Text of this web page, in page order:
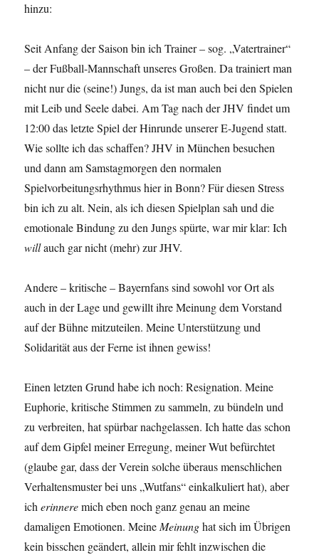
hinzu:
Seit Anfang der Saison bin ich Trainer – sog. „Vatertrainer“
– der Fußball-Mannschaft unseres Großen. Da trainiert man
nicht nur die (seine!) Jungs, da ist man auch bei den Spielen
mit Leib und Seele dabei. Am Tag nach der JHV findet um
12:00 das letzte Spiel der Hinrunde unserer E-Jugend statt.
Wie sollte ich das schaffen? JHV in München besuchen
und dann am Samstagmorgen den normalen
Spielvorbeitungsrhythmus hier in Bonn? Für diesen Stress
bin ich zu alt. Nein, als ich diesen Spielplan sah und die
emotionale Bindung zu den Jungs spürte, war mir klar: Ich
willauch gar nicht (mehr) zur JHV.
Andere – kritische – Bayernfans sind sowohl vor Ort als
auch in der Lage und gewillt ihre Meinung dem Vorstand
auf der Bühne mitzuteilen. Meine Unterstützung und
Solidarität aus der Ferne ist ihnen gewiss!
Einen letzten Grund habe ich noch: Resignation. Meine
Euphorie, kritische Stimmen zu sammeln, zu bündeln und
zu verbreiten, hat spürbar nachgelassen. Ich hatte das schon
auf dem Gipfel meiner Erregung, meiner Wut befürchtet
(glaube gar, dass der Verein solche überaus menschlichen
Verhaltensmuster bei uns „Wutfans“ einkalkuliert hat), aber
icherinneremich eben noch ganz genau an meine
damaligen Emotionen. MeineMeinunghat sich im Übrigen
kein bisschen geändert, allein mir fehlt inzwischen die